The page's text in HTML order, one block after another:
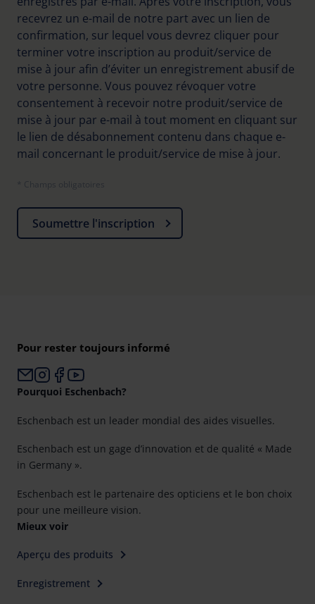
Further information on the procedures used and your
rights can be found in our Privacy Policy|Imprint
recevrez un e-mail de notre part avec un lien de
confirmation, sur lequel vous devrez cliquer pour
terminer votre inscription au produit/service de
mise à jour afin d’éviter un enregistrement abusif de
votre personne. Vous pouvez révoquer votre
consentement à recevoir notre produit/service de
mise à jour par e-mail à tout moment en cliquant sur
le lien de désabonnement contenu dans chaque e-
mail concernant le produit/service de mise à jour.
* Champs obligatoires
Soumettre l'inscription
Pour rester toujours informé
Pourquoi Eschenbach?
Eschenbach est un leader mondial des aides visuelles.
Eschenbach est un gage d’innovation et de qualité « Made
in Germany ».
Eschenbach est le partenaire des opticiens et le bon choix
pour une meilleure vision.
Mieux voir
Aperçu des produits
Enregistrement